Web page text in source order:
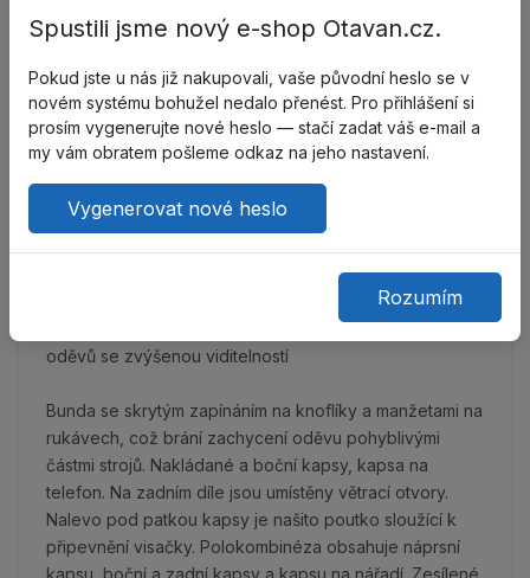
organizaci.
Do oblíbených Porovnat
Popis
Komplet navržen pro splnění požadavků pro 3. třídu
oděvů se zvýšenou viditelností
Bunda se skrytým zapínáním na knoflíky a manžetami na
rukávech, což brání zachycení oděvu pohyblivými
částmi strojů. Nakládané a boční kapsy, kapsa na
telefon. Na zadním díle jsou umístěny větrací otvory.
Nalevo pod patkou kapsy je našito poutko sloužící k
připevnění visačky. Polokombinéza obsahuje náprsní
kapsu, boční a zadní kapsy a kapsu na nářadí. Zesílené
Spustili jsme nový e-shop Otavan.cz.
Pokud jste u nás již nakupovali, vaše původní heslo se v
novém systému bohužel nedalo přenést. Pro přihlášení si
prosím vygenerujte nové heslo — stačí zadat váš e-mail a
my vám obratem pošleme odkaz na jeho nastavení.
Vygenerovat nové heslo
Rozumím